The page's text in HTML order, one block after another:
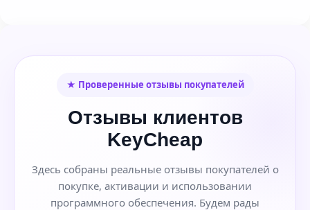
★ Проверенные отзывы покупателей
Отзывы клиентов
KeyCheap
Здесь собраны реальные отзывы покупателей о
покупке, активации и использовании
программного обеспечения. Будем рады